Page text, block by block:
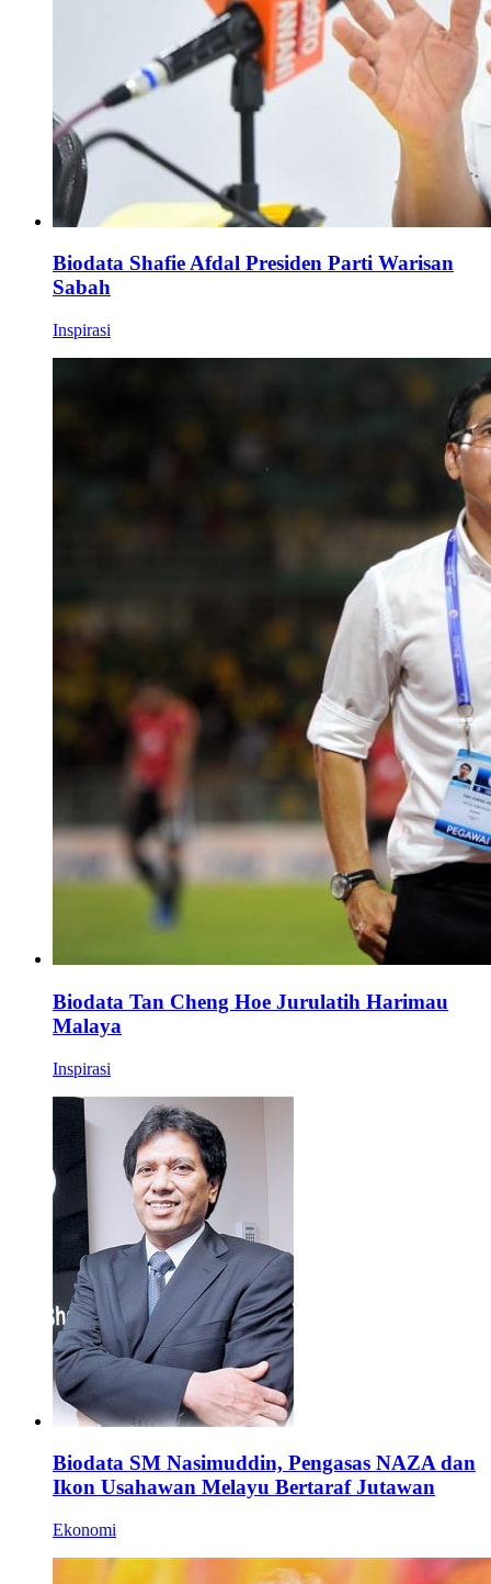
Biodata Shafie Afdal Presiden Parti Warisan
Sabah
Inspirasi
Biodata Tan Cheng Hoe Jurulatih Harimau
Malaya
Inspirasi
Biodata SM Nasimuddin, Pengasas NAZA dan
Ikon Usahawan Melayu Bertaraf Jutawan
Ekonomi